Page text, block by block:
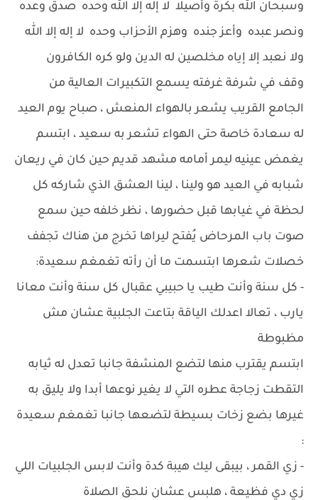
وسبحان الله بكرة وأصيلا لا إله إلا الله وحده صدق وعده
ونصر عبده وأعز جنده وهزم الأحزاب وحده لا إله إلا الله
ولا نعبد إلا إياه مخلصين له الدين ولو كره الكافرون
وقف في شرفة غرفته يسمع التكبيرات العالية من
الجامع القريب يشعر بالهواء المنعش ، صباح يوم العيد
له سعادة خاصة حتى الهواء تشعر به سعيد ، ابتسم
يغمض عينيه ليمر أمامه مشهد قديم حين كان في ريعان
شبابه في العيد هو ولينا ، لينا العشق الذي شاركه كل
لحظة في غيابها قبل حضورها ، نظر خلفه حين سمع
صوت باب المرحاض يُفتح ليراها تخرج من هناك تجفف
خصلات شعرها ابتسمت ما أن رأته تغمغم سعيدة:
- كل سنة وأنت طيب يا حبيبي عقبال كل سنة وأنت معانا
يارب ، تعالا اعدلك الياقة بتاعت الجلبية عشان مش
مظبوطة
ابتسم يقترب منها لتضع المنشفة جانبا تعدل له ثيابه
التقطت زجاجة عطره التي لا يغير نوعها أبدا ولا يليق به
غيرها بضع زخات بسيطة لتضعها جانبا تغمغم سعيدة
:
- زي القمر ، بيبقى ليك هيبة كدة وأنت لابس الجلبيات اللي
زي دي فظيعة ، هلبس عشان نلحق الصلاة